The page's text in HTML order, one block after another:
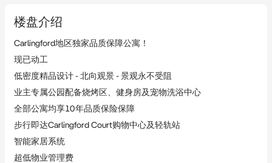
楼盘介绍
Carlingford地区独家品质保障公寓！
现已动工
低密度精品设计 - 北向观景 - 景观永不受阻
业主专属公园配备烧烤区、健身房及宠物洗浴中心
全部公寓均享10年品质保险保障
步行即达Carlingford Court购物中心及轻轨站
智能家居系统
超低物业管理费